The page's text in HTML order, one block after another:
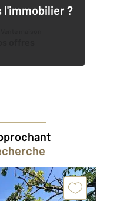
l'immobilier ?
offres